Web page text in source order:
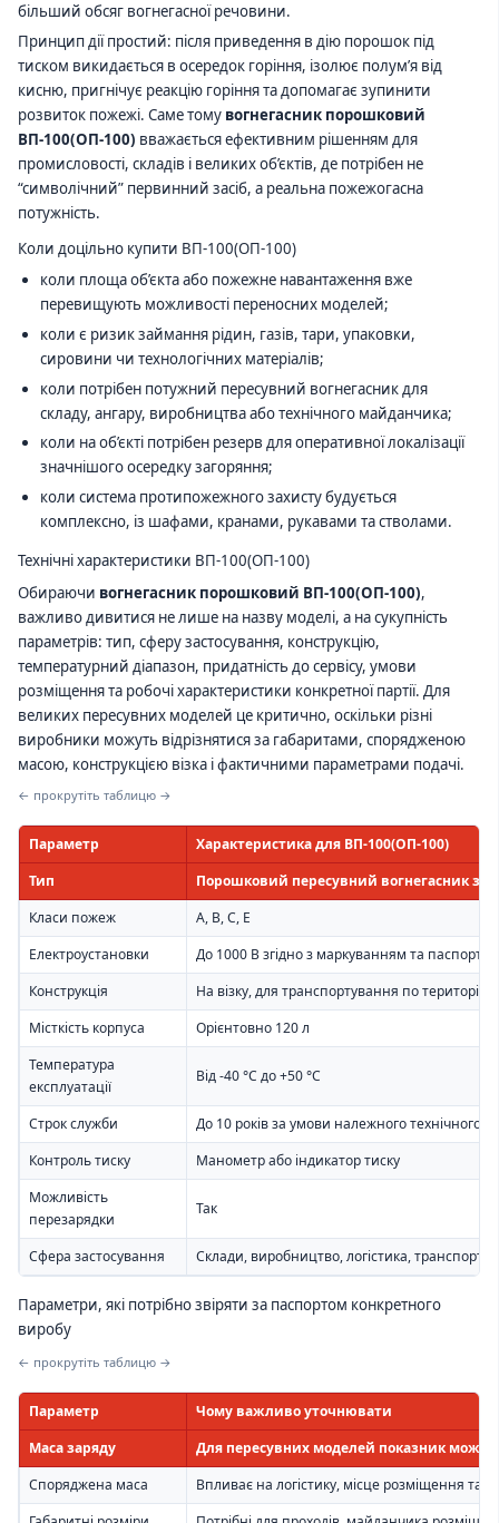
більший обсяг вогнегасної речовини.
Принцип дії простий: після приведення в дію порошок під
тиском викидається в осередок горіння, ізолює полум’я від
кисню, пригнічує реакцію горіння та допомагає зупинити
розвиток пожежі. Саме тому вогнегасник порошковий
ВП-100(ОП-100) вважається ефективним рішенням для
промисловості, складів і великих об’єктів, де потрібен не
“символічний” первинний засіб, а реальна пожежогасна
потужність.
Коли доцільно купити ВП-100(ОП-100)
коли площа об’єкта або пожежне навантаження вже
перевищують можливості переносних моделей;
коли є ризик займання рідин, газів, тари, упаковки,
сировини чи технологічних матеріалів;
коли потрібен потужний пересувний вогнегасник для
складу, ангару, виробництва або технічного майданчика;
коли на об’єкті потрібен резерв для оперативної локалізації
значнішого осередку загоряння;
коли система протипожежного захисту будується
комплексно, із шафами, кранами, рукавами та стволами.
Технічні характеристики ВП-100(ОП-100)
Обираючи вогнегасник порошковий ВП-100(ОП-100),
важливо дивитися не лише на назву моделі, а на сукупність
параметрів: тип, сферу застосування, конструкцію,
температурний діапазон, придатність до сервісу, умови
розміщення та робочі характеристики конкретної партії. Для
великих пересувних моделей це критично, оскільки різні
виробники можуть відрізнятися за габаритами, спорядженою
масою, конструкцією візка і фактичними параметрами подачі.
← прокрутіть таблицю →
Параметр
Характеристика для ВП-100(ОП-100)
Тип
Порошковий пересувний вогнегасник
Класи пожеж
A, B, C, E
Електроустановки
До 1000 В згідно з маркуванням та паспортом
Конструкція
На візку, для транспортування по території
Місткість корпуса
Орієнтовно 120 л
Температура
експлуатації
Від -40 °C до +50 °C
Строк служби
До 10 років за умови належного технічного
Контроль тиску
Манометр або індикатор тиску
Можливість
перезарядки
Так
Сфера застосування Склади, виробництво, логістика, транспорт,
Параметри, які потрібно звіряти за паспортом конкретного
виробу
← прокрутіть таблицю →
Параметр
Чому важливо уточнювати
Маса заряду
Для пересувних моделей показник може
Споряджена маса
Впливає на логістику, місце розміщення та